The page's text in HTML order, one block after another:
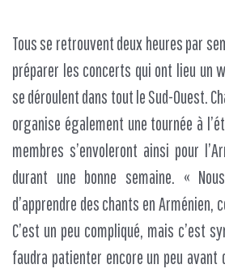
Tous se retrouvent deux heures par
préparer les concerts qui ont lieu un
se déroulent dans tout le Sud-Ouest.
organise également une tournée à
membres s’envoleront ainsi pour
durant une bonne semaine. «
d’apprendre des chants en Arménien,
C’est un peu compliqué, mais c’est
faudra patienter encore un peu avant